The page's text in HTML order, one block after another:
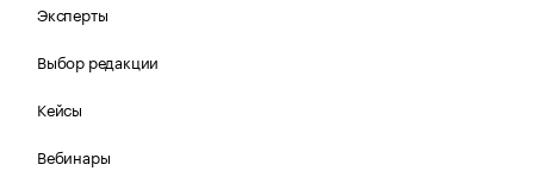
Эксперты
Выбор редакции
Кейсы
Вебинары